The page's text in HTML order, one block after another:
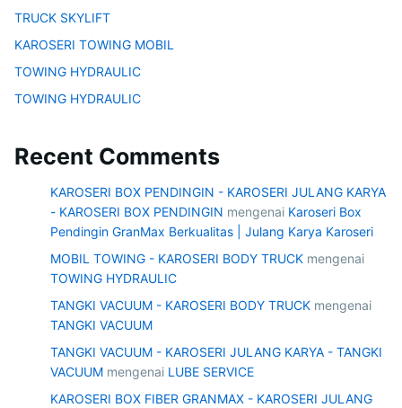
TRUCK SKYLIFT
KAROSERI TOWING MOBIL
TOWING HYDRAULIC
TOWING HYDRAULIC
Recent Comments
KAROSERI BOX PENDINGIN - KAROSERI JULANG KARYA
- KAROSERI BOX PENDINGIN mengenai Karoseri Box
Pendingin GranMax Berkualitas | Julang Karya Karoseri
MOBIL TOWING - KAROSERI BODY TRUCK mengenai
TOWING HYDRAULIC
TANGKI VACUUM - KAROSERI BODY TRUCK mengenai
TANGKI VACUUM
TANGKI VACUUM - KAROSERI JULANG KARYA - TANGKI
VACUUM mengenai LUBE SERVICE
KAROSERI BOX FIBER GRANMAX - KAROSERI JULANG